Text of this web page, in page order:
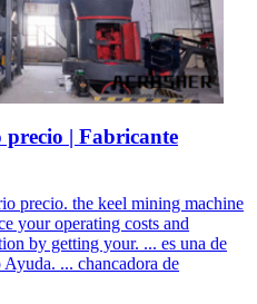
| Fabricante
precio. the keel mining machine
your operating costs and
by getting your. ... es una de
Ayuda. ... chancadora de